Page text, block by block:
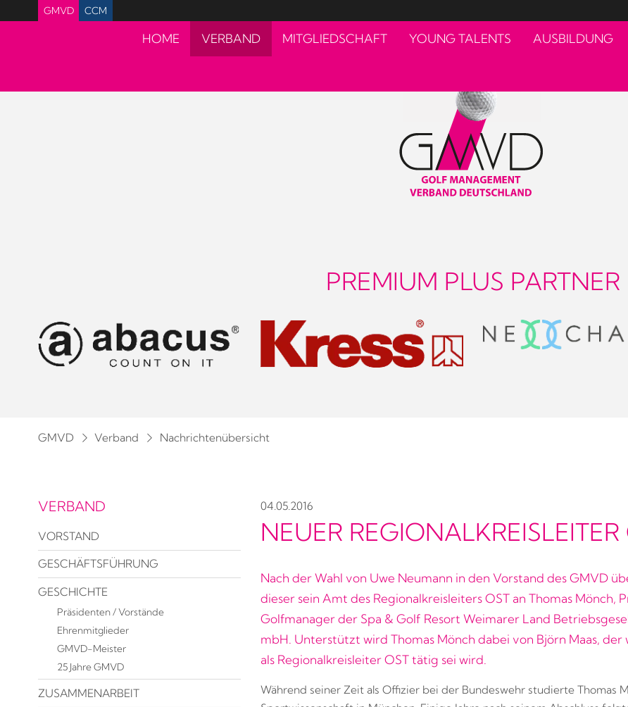
GMVD CCM
HOME VERBAND MITGLIEDSCHAFT YOUNG TALENTS AUSBILDUNG
PREMIUM PLUS PARTNER
GMVD Verband Nachrichtenübersicht
04.05.2016
NEUER REGIONALKREISLEITER
Nach der Wahl von Uwe Neumann in den Vorstand des GMVD
dieser sein Amt des Regionalkreisleiters OST an Thomas Mönch,
Golfmanager der Spa & Golf Resort Weimarer Land
mbH. Unterstützt wird Thomas Mönch dabei von Björn Maas, der
als Regionalkreisleiter OST tätig sei wird.
Während seiner Zeit als Offizier bei der Bundeswehr studierte Thomas
VERBAND
VORSTAND
GESCHÄFTSFÜHRUNG
GESCHICHTE
Präsidenten / Vorstände
Ehrenmitglieder
GMVD-Meister
25 Jahre GMVD
ZUSAMMENARBEIT